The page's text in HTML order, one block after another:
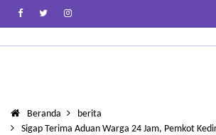
Beranda
berita
Sigap Terima Aduan Warga 24 Jam, Pemkot